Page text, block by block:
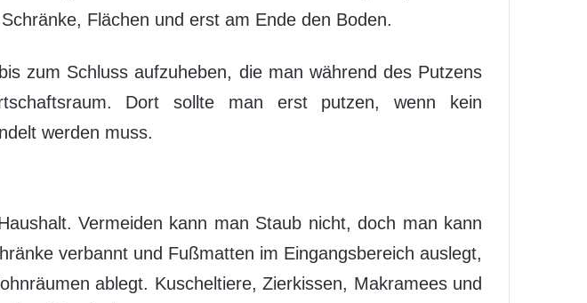
Flächen und erst am Ende den Boden.
zum Schluss aufzuheben, die man während des Putzens
Dort sollte man erst putzen, wenn kein
werden muss.
Vermeiden kann man Staub nicht, doch man kann
verbannt und Fußmatten im Eingangsbereich auslegt,
ablegt. Kuscheltiere, Zierkissen, Makramees und